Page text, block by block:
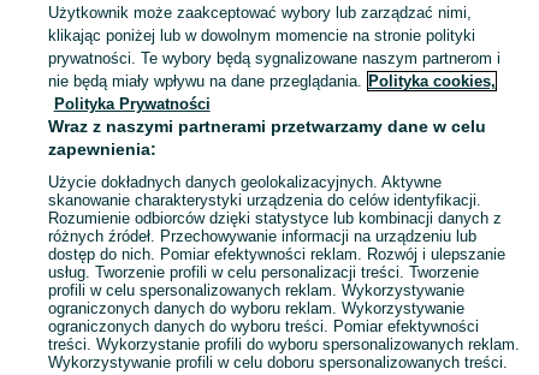
Skorzystaj z największego serwisu ogłoszeniowego - Pośrednik i okolice! Kupuj to, czego pragniesz i sprzedawaj to, czego już nie potrzebujesz! Zobacz
Mapa kategorii
Mapa miejscowości
Mapa ministron
Popularne wyszukiwania
Użytkownik może zaakceptować wybory lub zarządzać nimi,
klikając poniżej lub w dowolnym momencie na stronie polityki
prywatności. Te wybory będą sygnalizowane naszym partnerom i
nie będą miały wpływu na dane przeglądania. Polityka cookies,
Polityka Prywatności
Wraz z naszymi partnerami przetwarzamy dane w celu
zapewnienia:
Użycie dokładnych danych geolokalizacyjnych. Aktywne
skanowanie charakterystyki urządzenia do celów identyfikacji.
Rozumienie odbiorców dzięki statystyce lub kombinacji danych z
różnych źródeł. Przechowywanie informacji na urządzeniu lub
dostęp do nich. Pomiar efektywności reklam. Rozwój i ulepszanie
usług. Tworzenie profili w celu personalizacji treści. Tworzenie
profili w celu spersonalizowanych reklam. Wykorzystywanie
ograniczonych danych do wyboru reklam. Wykorzystywanie
ograniczonych danych do wyboru treści. Pomiar efektywności
treści. Wykorzystanie profili do wyboru spersonalizowanych reklam.
Wykorzystywanie profili w celu doboru spersonalizowanych treści.